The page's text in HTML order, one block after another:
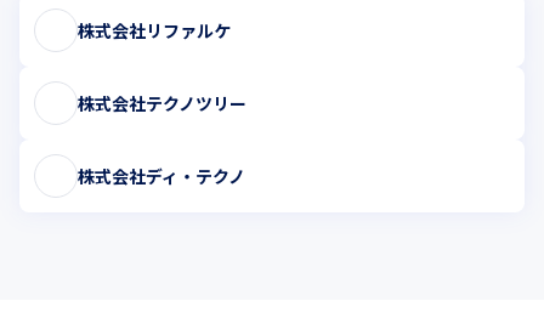
株式会社リファルケ
株式会社テクノツリー
株式会社ディ・テクノ